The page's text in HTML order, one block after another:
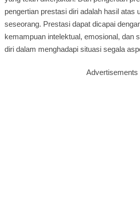
pengertian prestasi diri adalah hasil atas
seseorang. Prestasi dapat dicapai
kemampuan intelektual, emosional, dan
diri dalam menghadapi situasi segala
Advertisements